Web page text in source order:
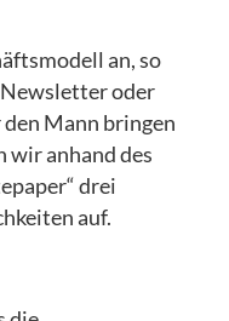
an, so
oder
Mann bringen
wir anhand des
drei
auf.